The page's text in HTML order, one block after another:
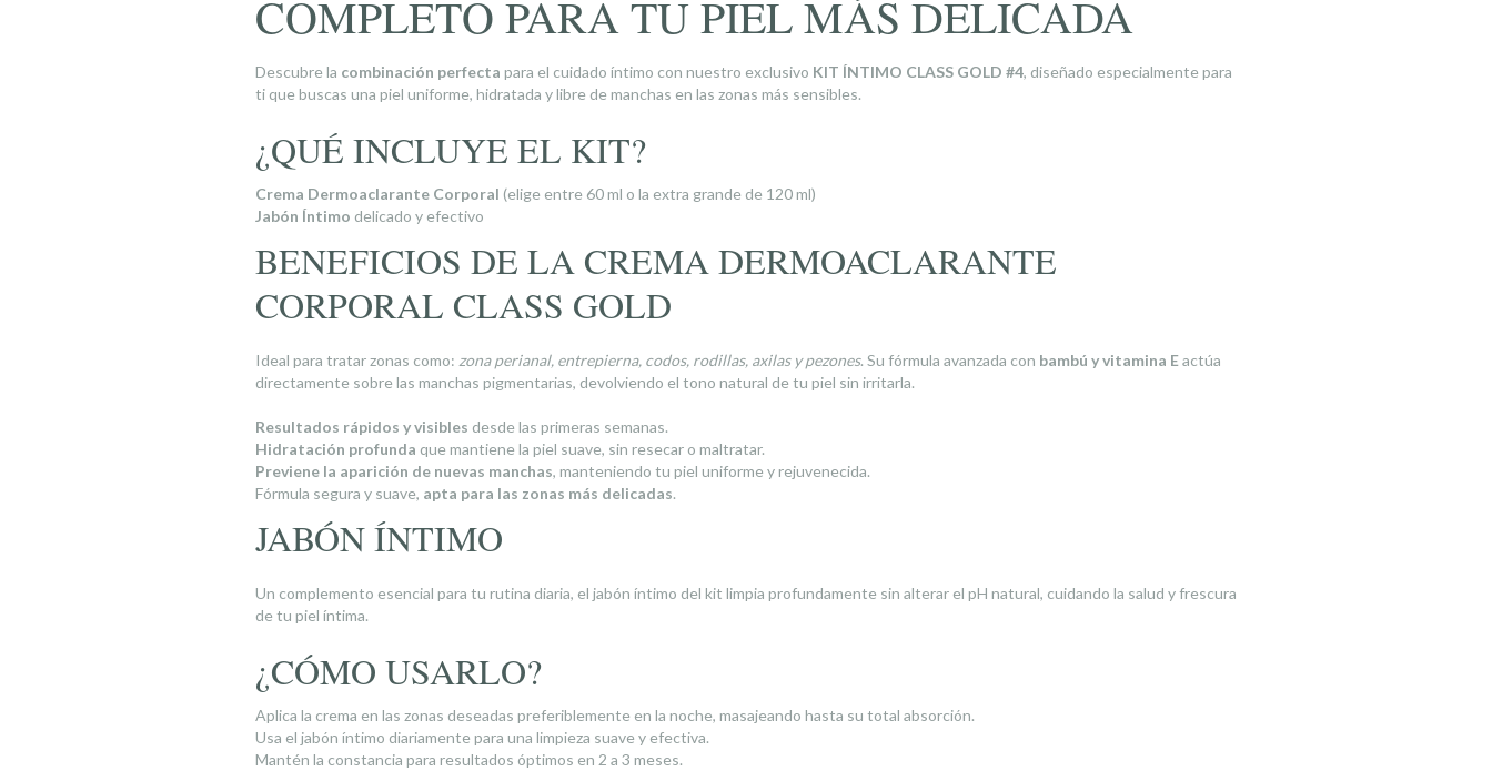
COMPLETO PARA TU PIEL MÁS DELICADA
Descubre la combinación perfecta para el cuidado íntimo con nuestro exclusivo KIT ÍNTIMO CLASS GOLD #4, diseñado especialmente para
ti que buscas una piel uniforme, hidratada y libre de manchas en las zonas más sensibles.
¿QUÉ INCLUYE EL KIT?
Crema Dermoaclarante Corporal (elige entre 60 ml o la extra grande de 120 ml)
Jabón Íntimo delicado y efectivo
BENEFICIOS DE LA CREMA DERMOACLARANTE
CORPORAL CLASS GOLD
Ideal para tratar zonas como: zona perianal, entrepierna, codos, rodillas, axilas y pezones. Su fórmula avanzada con bambú y vitamina Eactúa
directamente sobre las manchas pigmentarias, devolviendo el tono natural de tu piel sin irritarla.
Resultados rápidos y visibles desde las primeras semanas.
Hidratación profunda que mantiene la piel suave, sin resecar o maltratar.
Previene la aparición de nuevas manchas, manteniendo tu piel uniforme y rejuvenecida.
Fórmula segura y suave, apta para las zonas más delicadas.
JABÓN ÍNTIMO
Un complemento esencial para tu rutina diaria, el jabón íntimo del kit limpia profundamente sin alterar el pH natural, cuidando la salud y frescura
de tu piel íntima.
¿CÓMO USARLO?
Aplica la crema en las zonas deseadas preferiblemente en la noche, masajeando hasta su total absorción.
Usa el jabón íntimo diariamente para una limpieza suave y efectiva.
Mantén la constancia para resultados óptimos en 2 a 3 meses.